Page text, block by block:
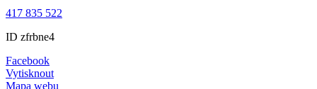
417 835 522
ID zfrbne4
Facebook
Vytisknout
Mapa webu